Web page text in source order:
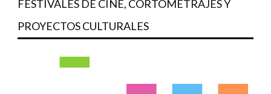
FESTIVALES DE CINE, CORTOMETRAJES Y
PROYECTOS CULTURALES